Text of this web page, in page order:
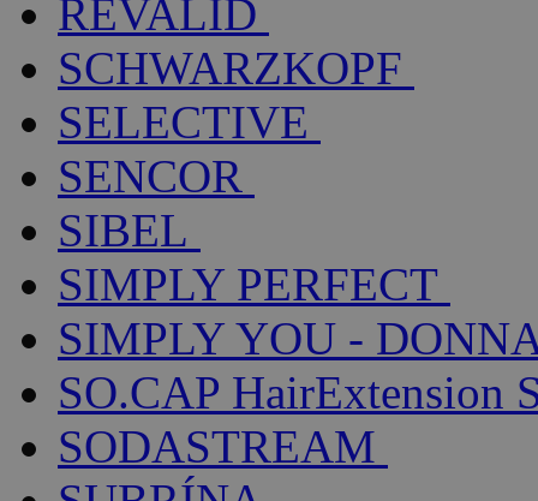
REVALID
SCHWARZKOPF
SELECTIVE
SENCOR
SIBEL
SIMPLY PERFECT
SIMPLY YOU -
SO.CAP HairExtension
SODASTREAM